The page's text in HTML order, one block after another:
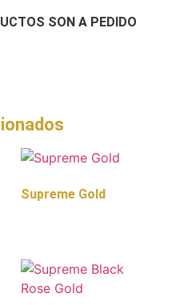
SON A PEDIDO
Supreme Gold